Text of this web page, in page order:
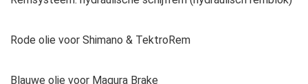
Rode olie voor Shimano & TektroRem
Blauwe olie voor Magura Brake